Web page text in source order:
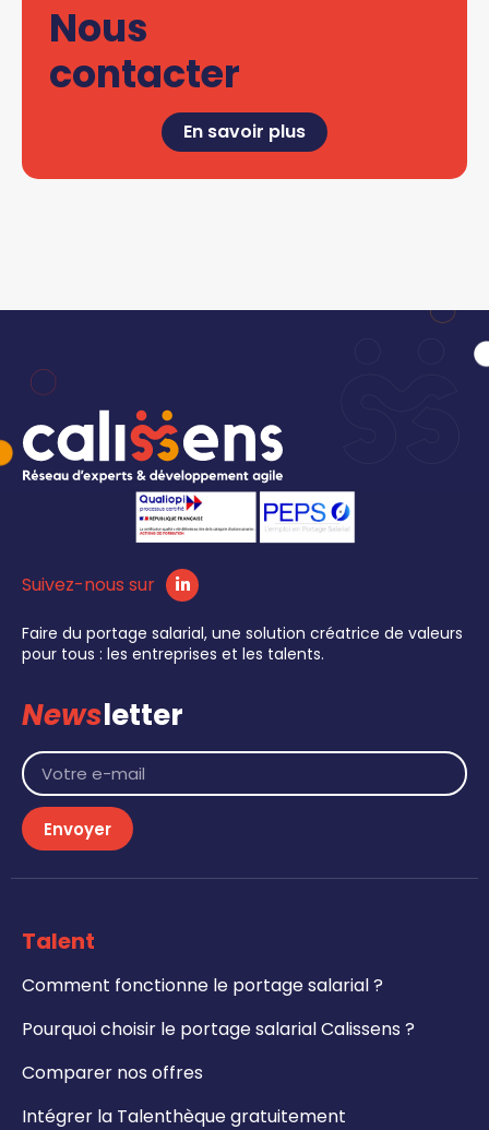
Nous
contacter
En savoir plus
Suivez-nous sur
Faire du portage salarial, une solution créatrice de valeurs
pour tous : les entreprises et les talents.
Newsletter
Envoyer
Talent
Comment fonctionne le portage salarial ?
Pourquoi choisir le portage salarial Calissens ?
Comparer nos offres
Intégrer la Talenthèque gratuitement